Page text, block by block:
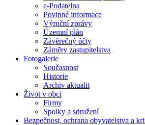
e-Podatelna
Povinné informace
Výroční zprávy
Územní plán
Závěrečný účty
Záměry zastupitelstva
Fotogalerie
Současnost
Historie
Archiv aktualit
Život v obci
Firmy
Spolky a sdružení
Bezpečnost, ochrana obyvatelstva a